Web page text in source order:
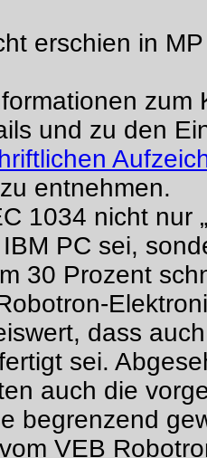
erschien in
zum
und zu den
zu entnehmen.
1034 nicht nur
PC sei,
30 Prozent
dass
sei.
auch die
begrenzend
VEB